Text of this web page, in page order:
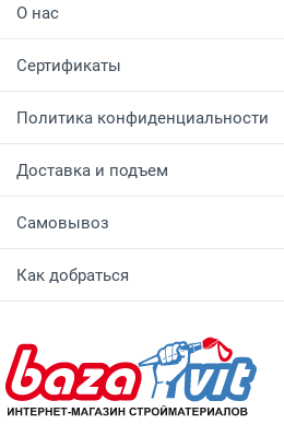
О нас
Сертификаты
Политика конфиденциальности
Доставка и подъем
Самовывоз
Как добраться